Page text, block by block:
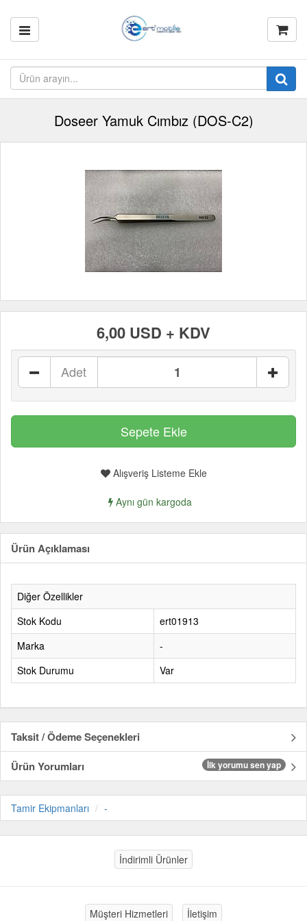
Doseer Yamuk Cımbız (DOS-C2)
6,00 USD + KDV
Adet
Alışveriş Listeme Ekle
Aynı gün kargoda
Ürün Açıklaması
Diğer Özellikler
Stok Kodu
ert01913
Marka
-
Stok Durumu
Var
Taksit / Ödeme Seçenekleri
Ürün Yorumları
İlk yorumu sen yap
Tamir Ekipmanları -
İndirimli Ürünler
Müşteri Hizmetleri İletişim